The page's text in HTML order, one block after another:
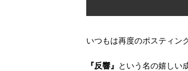
いつもは再度のポスティン
『反響』 という名の嬉しい